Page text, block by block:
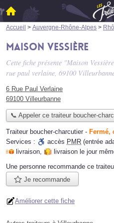
Accueil > Auvergne-Rhône-Alpes >
Maison Vessière
Cette fiche présente "Maison
rue paul verlaine, 69100
6 Rue Paul Verlaine
69100 Villeurbanne
📞 Appeler ce traiteur boucher-
Traiteur boucher-charcutier - Fermé,
Services :
accès PMR (entrée
livraison, livraison le jour
Une personne recommande ce
Je recommande
Améliorer cette fiche